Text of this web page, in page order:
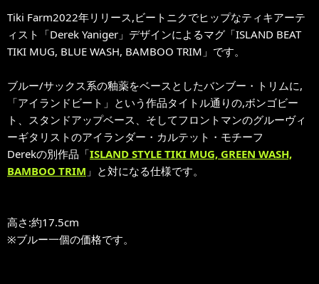
Tiki Farm2022年リリース,ビートニクでヒップなティキアーテ
ィスト「Derek Yaniger」デザインによるマグ「ISLAND BEAT
TIKI MUG, BLUE WASH, BAMBOO TRIM」です。
ブルー/サックス系の釉薬をベースとしたバンブー・トリムに,
「アイランドビート」という作品タイトル通りの,ボンゴビー
ト、スタンドアップベース、そしてフロントマンのグルーヴィ
ーギタリストのアイランダー・カルテット・モチーフ
Derekの別作品「ISLAND STYLE TIKI MUG, GREEN WASH,
BAMBOO TRIM 」と対になる仕様です。
高さ:約17.5cm
※ブルー一個の価格です。